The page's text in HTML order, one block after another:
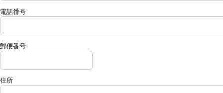
電話番号
郵便番号
住所